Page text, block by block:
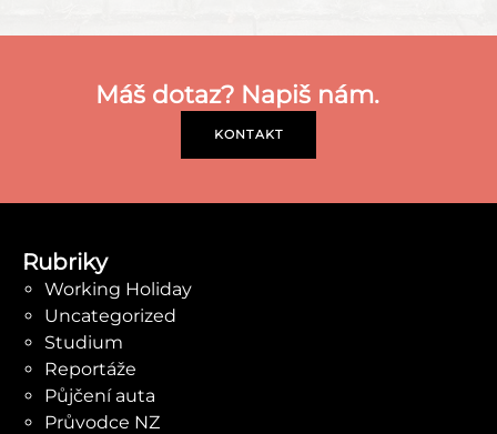
Máš dotaz? Napiš nám.
KONTAKT
Rubriky
Working Holiday
Uncategorized
Studium
Reportáže
Půjčení auta
Průvodce NZ